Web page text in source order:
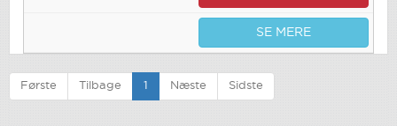
SE MERE
Første Tilbage 1 Næste Sidste